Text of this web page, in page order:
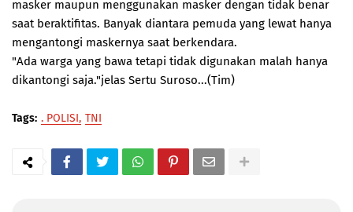
masker maupun menggunakan masker dengan tidak benar
saat beraktifitas. Banyak diantara pemuda yang lewat hanya
mengantongi maskernya saat berkendara.
"Ada warga yang bawa tetapi tidak digunakan malah hanya
dikantongi saja."jelas Sertu Suroso...(Tim)
Tags: . POLISI TNI